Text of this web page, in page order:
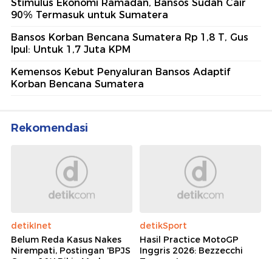
Stimulus Ekonomi Ramadan, Bansos Sudah Cair
90% Termasuk untuk Sumatera
Bansos Korban Bencana Sumatera Rp 1,8 T, Gus
Ipul: Untuk 1,7 Juta KPM
Kemensos Kebut Penyaluran Bansos Adaptif
Korban Bencana Sumatera
Rekomendasi
detikInet
Belum Reda Kasus Nakes
Nirempati, Postingan 'BPJS
detikSport
Hasil Practice MotoGP
Inggris 2026: Bezzecchi